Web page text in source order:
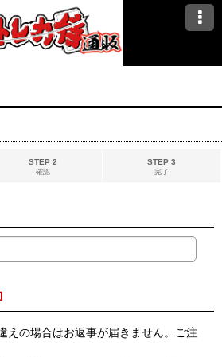
STEP 2
確認
STEP 3
完了
]
えの場合はお返事が届きません。ご注